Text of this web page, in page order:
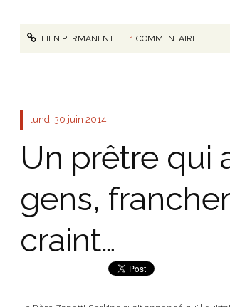
LIEN PERMANENT 1 COMMENTAIRE
lundi 30 juin 2014
Un prêtre qui
gens,
craint…